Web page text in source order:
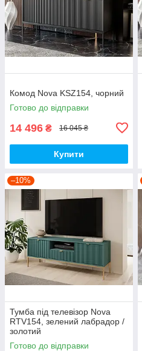
Комод Nova KSZ154, чорний
Готово до відправки
14 496 ₴ 16 045 ₴
Купити
–10%
Тумба під телевізор Nova
RTV154, зелений лабрадор /
золотий
Готово до відправки